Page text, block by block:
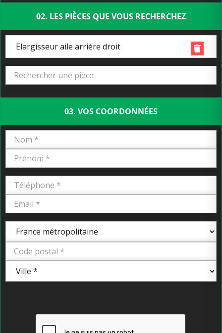
02. LES PIÈCES QUE VOUS RECHERCHEZ
Elargisseur aile arrière droit
03. VOS COORDONNÉES